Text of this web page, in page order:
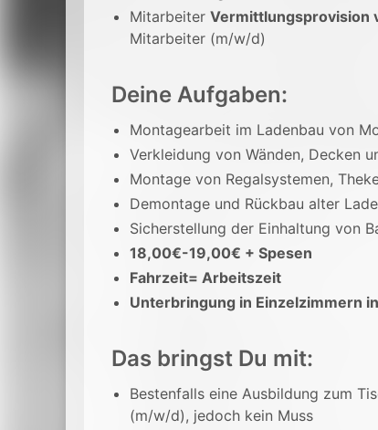
Mitarbeiter Vermittlungsprovision
Mitarbeiter (m/w/d)
Deine Aufgaben:
Montagearbeit im Ladenbau von
Verkleidung von Wänden, Decken
Montage von Regalsystemen,
Demontage und Rückbau alter
Sicherstellung der Einhaltung von
18,00€-19,00€ + Spesen
Fahrzeit= Arbeitszeit
Unterbringung in Einzelzimmern
Das bringst Du mit:
Bestenfalls eine Ausbildung zum
(m/w/d), jedoch kein Muss